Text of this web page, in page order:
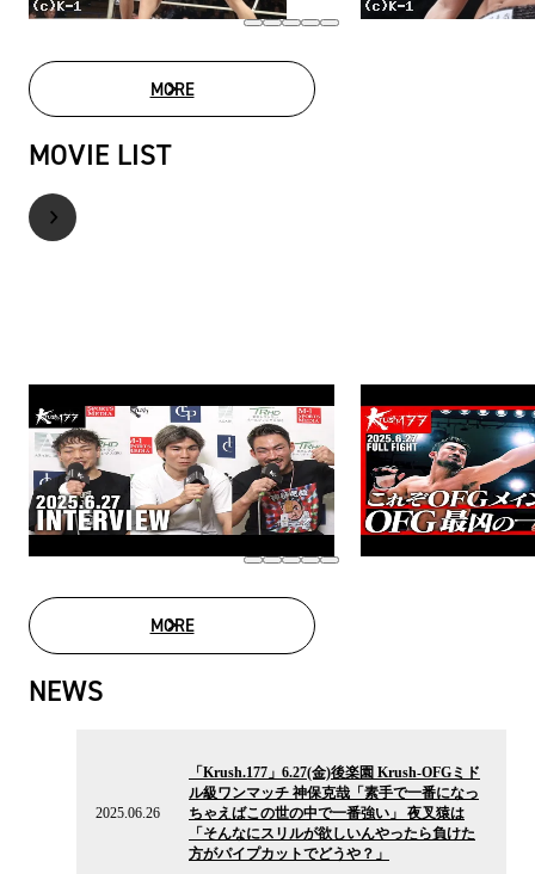
MOREPHOTO GALLERY
MOVIE LIST
MOREMOVIE LIST
NEWS
2025.06.26
「Krush.177」6.27(金)後楽園 Krush-OFGミド
ル級ワンマッチ 神保克哉「素手で一番になっ
ちゃえばこの世の中で一番強い」 夜叉猿は
「そんなにスリルが欲しいんやったら負けた
方がパイプカットでどうや？」